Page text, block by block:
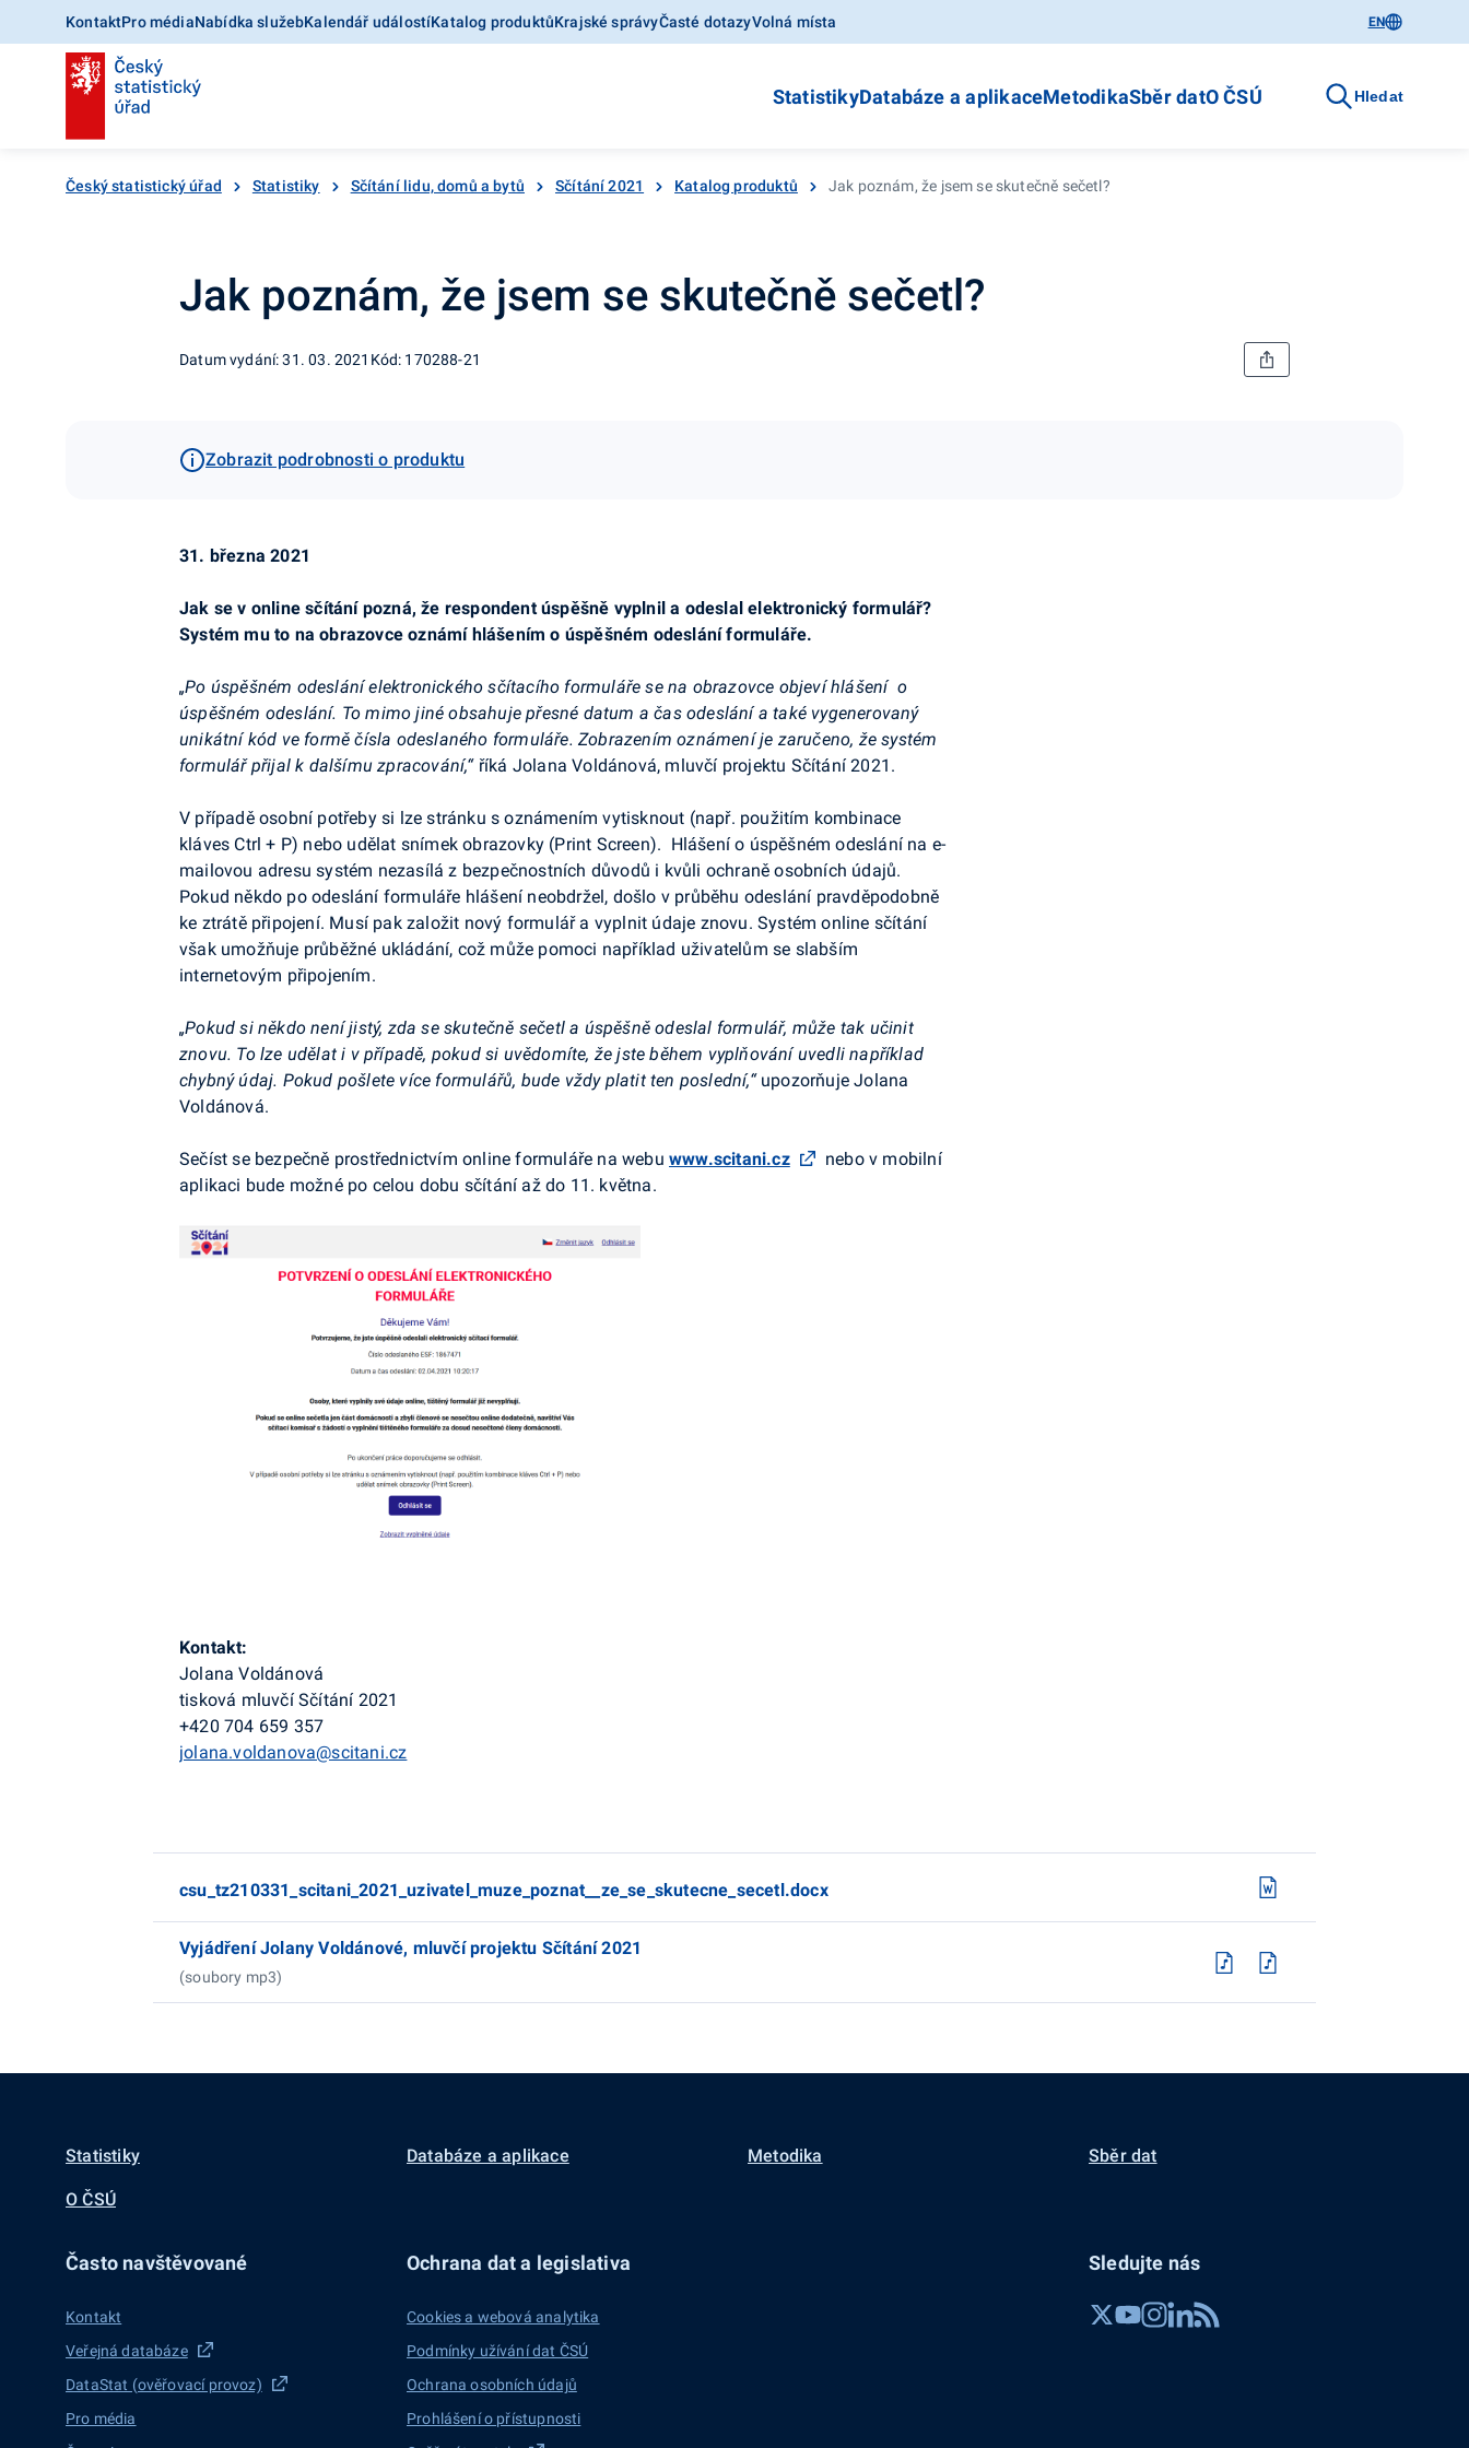
KontaktPro médiaNabídka služebKalendář událostíKatalog produktůKrajské správyČasté dotazyVolná místa EN
StatistikyDatabáze a aplikaceMetodikaSběr datO ČSÚ Hledat
Český statistický úřad Statistiky Sčítání lidu, domů a bytů Sčítání 2021 Katalog produktů Jak poznám, že jsem se skutečně sečetl?
Jak poznám, že jsem se skutečně sečetl?
Datum vydání: 31. 03. 2021 Kód: 170288-21
Zobrazit podrobnosti o produktu
31. března 2021
Jak se v online sčítání pozná, že respondent úspěšně vyplnil a odeslal elektronický formulář?
Systém mu to na obrazovce oznámí hlášením o úspěšném odeslání formuláře.
„Po úspěšném odeslání elektronického sčítacího formuláře se na obrazovce objeví hlášení o
úspěšném odeslání. To mimo jiné obsahuje přesné datum a čas odeslání a také vygenerovaný
unikátní kód ve formě čísla odeslaného formuláře. Zobrazením oznámení je zaručeno, že systém
formulář přijal k dalšímu zpracování,“říká Jolana Voldánová, mluvčí projektu Sčítání 2021.
V případě osobní potřeby si lze stránku s oznámením vytisknout (např. použitím kombinace
kláves Ctrl + P) nebo udělat snímek obrazovky (Print Screen). Hlášení o úspěšném odeslání na e-
mailovou adresu systém nezasílá z bezpečnostních důvodů i kvůli ochraně osobních údajů.
Pokud někdo po odeslání formuláře hlášení neobdržel, došlo v průběhu odeslání pravděpodobně
ke ztrátě připojení. Musí pak založit nový formulář a vyplnit údaje znovu. Systém online sčítání
však umožňuje průběžné ukládání, což může pomoci například uživatelům se slabším
internetovým připojením.
„Pokud si někdo není jistý, zda se skutečně sečetl a úspěšně odeslal formulář, může tak učinit
znovu. To lze udělat i v případě, pokud si uvědomíte, že jste během vyplňování uvedli například
chybný údaj. Pokud pošlete více formulářů, bude vždy platit ten poslední,“upozorňuje Jolana
Voldánová.
Sečíst se bezpečně prostřednictvím online formuláře na webu www.scitani.cz
nebo v mobilní
aplikaci bude možné po celou dobu sčítání až do 11. května.
Kontakt:
Jolana Voldánová
tisková mluvčí Sčítání 2021
+420 704 659 357
jolana.voldanova@scitani.cz
csu_tz210331_scitani_2021_uzivatel_muze_poznat__ze_se_skutecne_secetl.docx
Vyjádření Jolany Voldánové, mluvčí projektu Sčítání 2021
(soubory mp3)
Statistiky Databáze a aplikace Metodika Sběr dat
O ČSÚ
Často navštěvované
Kontakt
Veřejná databáze
DataStat (ověřovací provoz)
Pro média
Ochrana dat a legislativa
Cookies a webová analytika
Podmínky užívání dat ČSÚ
Ochrana osobních údajů
Prohlášení o přístupnosti
Sledujte nás